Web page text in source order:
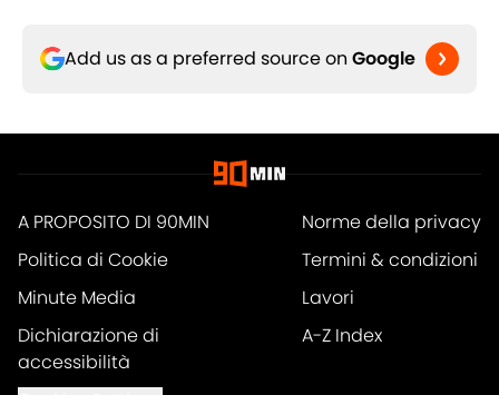
Add us as a preferred source on Google
A PROPOSITO DI 90MIN
Norme della privacy
Politica di Cookie
Termini & condizioni
Minute Media
Lavori
Dichiarazione di
accessibilità
A-Z Index